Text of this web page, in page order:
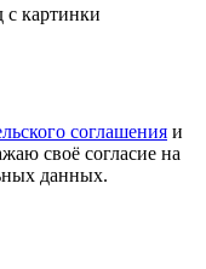
с картинки
соглашения и
своё согласие на
данных.